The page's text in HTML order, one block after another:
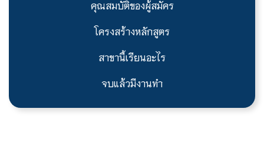
คุณสมบัติของผู้สมัคร
โครงสร้างหลักสูตร
สาขานี้เรียนอะไร
จบแล้วมีงานทำ